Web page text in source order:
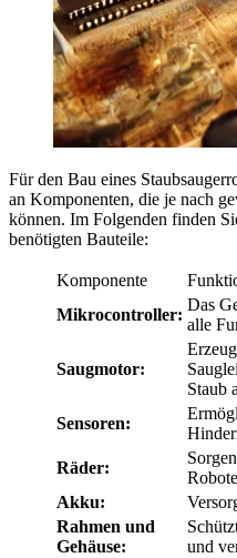
Für den Bau eines
an Komponenten, die je nach
können. Im Folgenden finden
benötigten Bauteile:
Komponente
Mikrocontroller:
Das
alle
Saugmotor:
Staub
Sensoren:
Räder:
Akku:
Rahmen und
Gehäuse:
und